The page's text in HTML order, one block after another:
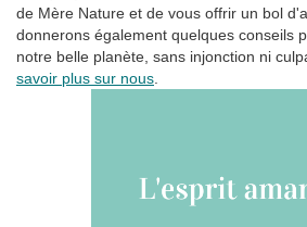
6 La tempête tropicale à l'horizon
Somnolent Jean
de Mère Nature et de vous offrir un bol
donnerons également quelques conseils
notre belle planète, sans injonction ni
savoir plus sur nous.